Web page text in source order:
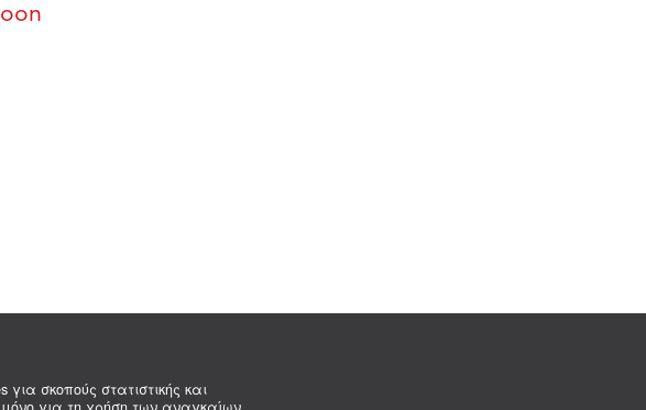
σκοπούς στατιστικής και